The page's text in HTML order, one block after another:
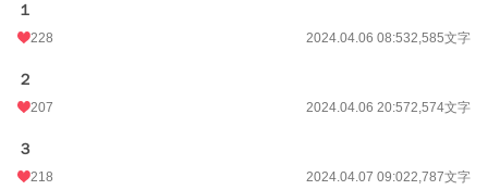
１
228 2024.04.06 08:532,585文字
２
207 2024.04.06 20:572,574文字
３
218 2024.04.07 09:022,787文字